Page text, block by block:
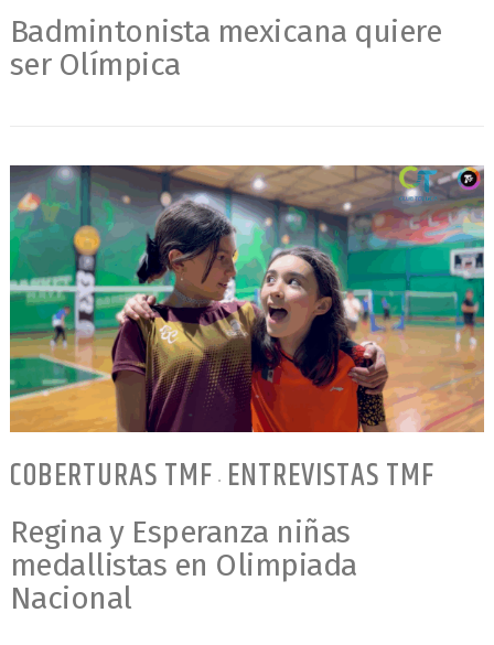
Badmintonista mexicana quiere
ser Olímpica
COBERTURAS TMF • ENTREVISTAS TMF
Regina y Esperanza niñas
medallistas en Olimpiada
Nacional